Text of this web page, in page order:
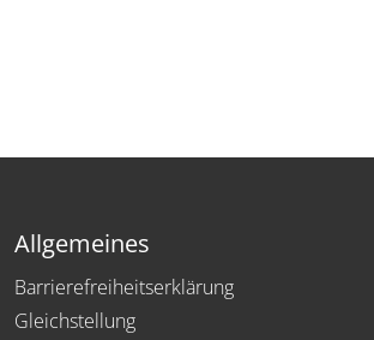
Allgemeines
Barrierefreiheitserklärung
Gleichstellung